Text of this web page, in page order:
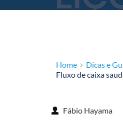
Home
Dicas e
Fluxo de caixa
Fábio Hayama